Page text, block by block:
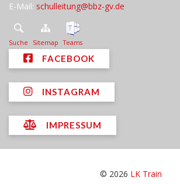
E-Mail: schulleitung@bbz-gv.de
Suche Sitemap Teams
FACEBOOK
INSTAGRAM
IMPRESSUM
© 2026 LK Train